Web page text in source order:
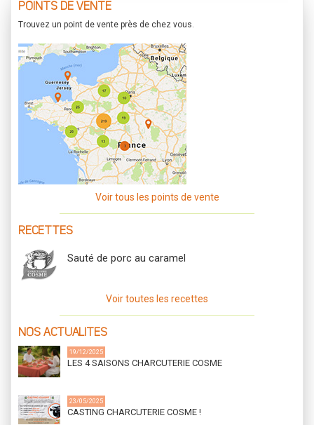
POINTS DE VENTE
Trouvez un point de vente près de chez vous.
Voir tous les points de vente
RECETTES
Sauté de porc au caramel
Voir toutes les recettes
NOS ACTUALITES
19/12/2025
LES 4 SAISONS CHARCUTERIE COSME
23/05/2025
CASTING CHARCUTERIE COSME !